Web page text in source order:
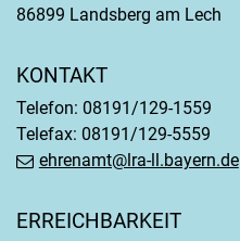
86899 Landsberg am Lech
KONTAKT
Telefon: 08191/129-1559
Telefax: 08191/129-5559
ehrenamt@lra-ll.bayern.de
ERREICHBARKEIT